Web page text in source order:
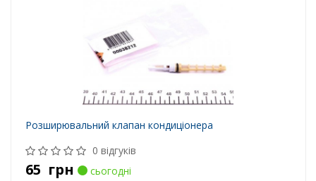
Розширювальний клапан кондиціонера
0 відгуків
65 грн
сьогодні